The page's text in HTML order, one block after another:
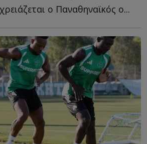
ο Παναθηναϊκός ο...